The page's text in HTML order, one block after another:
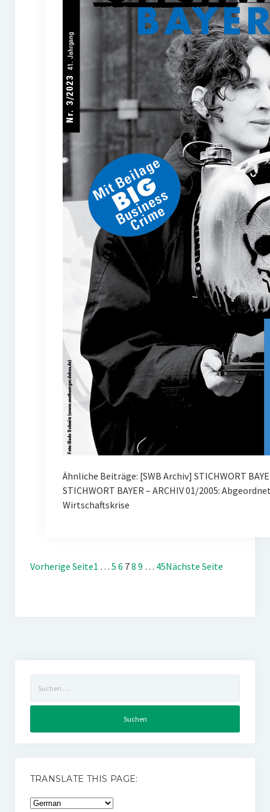
Ähnliche Beiträge: [SWB Archiv] STICHWORT
STICHWORT BAYER – ARCHIV 01/2005:
Wirtschaftskrise
Vorherige Seite1 … 5 6 78 9 … 45Nächste Seite
nach:
TRANSLATE THIS PAGE: